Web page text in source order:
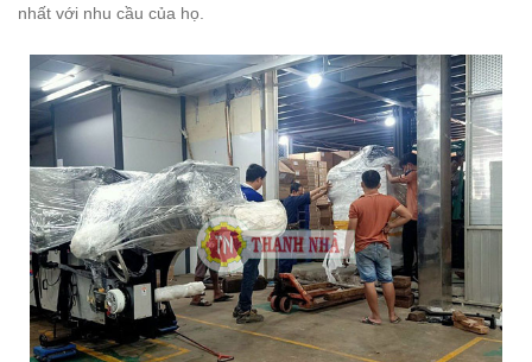
nhất với nhu cầu của họ.